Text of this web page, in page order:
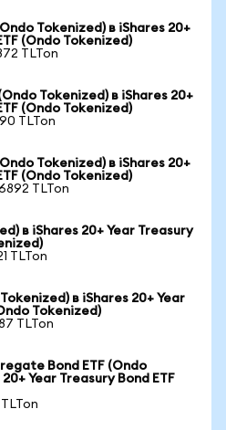
Tokenized) в iShares 20+
(Ondo Tokenized)
TLTon
Tokenized) в iShares 20+
(Ondo Tokenized)
TLTon
Tokenized) в iShares 20+
(Ondo Tokenized)
TLTon
в iShares 20+ Year Treasury
TLTon
в iShares 20+ Year
Tokenized)
TLTon
Bond ETF (Ondo
Year Treasury Bond ETF